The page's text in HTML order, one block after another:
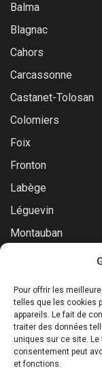
Pour offrir les
telles que les cookies
appareils. Le fait de
traiter des données
uniques sur ce site.
consentement peut
et fonctions.
Balma
Blagnac
Cahors
Carcassonne
Castanet-Tolosan
Colomiers
Foix
Fronton
Labège
Léguevin
Montauban
Saint-Lys
Tournefeuille
Toulouse